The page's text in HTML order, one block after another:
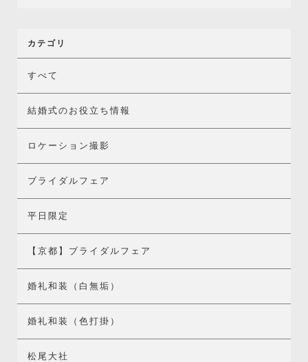
カテゴリ
すべて
結婚式のお役立ち情報
ロケーション撮影
ブライダルフェア
平日限定
【京都】ブライダルフェア
婚礼和装（白無垢）
婚礼和装（色打掛）
松尾大社